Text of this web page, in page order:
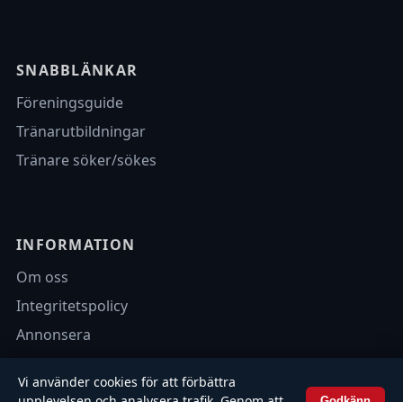
SNABBLÄNKAR
Föreningsguide
Tränarutbildningar
Tränare söker/sökes
INFORMATION
Om oss
Integritetspolicy
Annonsera
Vi använder cookies för att förbättra